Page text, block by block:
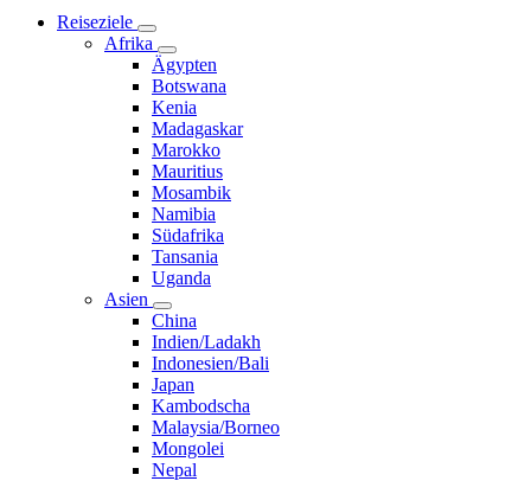
Reiseziele
Afrika
Ägypten
Botswana
Kenia
Madagaskar
Marokko
Mauritius
Mosambik
Namibia
Südafrika
Tansania
Uganda
Asien
China
Indien/Ladakh
Indonesien/Bali
Japan
Kambodscha
Malaysia/Borneo
Mongolei
Nepal